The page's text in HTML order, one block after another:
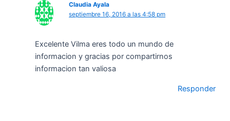
Claudia Ayala
septiembre 16, 2016 a las 4:58 pm
Excelente Vilma eres todo un mundo de
informacion y gracias por compartirnos
informacion tan valiosa
Responder